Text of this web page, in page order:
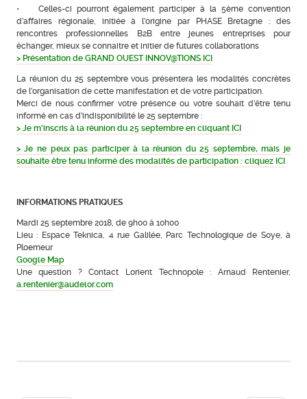
• Celles-ci pourront également participer à la 5ème convention
d’affaires régionale, initiée à l’origine par PHASE Bretagne : des
rencontres professionnelles B2B entre jeunes entreprises pour
échanger, mieux se connaitre et initier de futures collaborations
> Présentation de GRAND OUEST INNOV@TIONS ICI
La réunion du 25 septembre vous présentera les modalités concrètes
de l’organisation de cette manifestation et de votre participation.
Merci de nous confirmer votre présence ou votre souhait d’être tenu
informé en cas d’indisponibilité le 25 septembre :
> Je m’inscris à la réunion du 25 septembre en cliquant ICI
> Je ne peux pas participer à la réunion du 25 septembre, mais je
souhaite être tenu informé des modalités de participation : cliquez ICI
INFORMATIONS PRATIQUES
Mardi 25 septembre 2018, de 9h00 à 10h00
Lieu : Espace Teknica, 4 rue Galilée, Parc Technologique de Soye, à
Ploemeur
Google Map
Une question ? Contact Lorient Technopole : Arnaud Rentenier,
a.rentenier@audelor.com